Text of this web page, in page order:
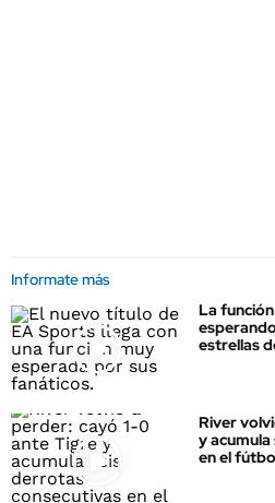
Informate más
La
estrellas
River
y
en el